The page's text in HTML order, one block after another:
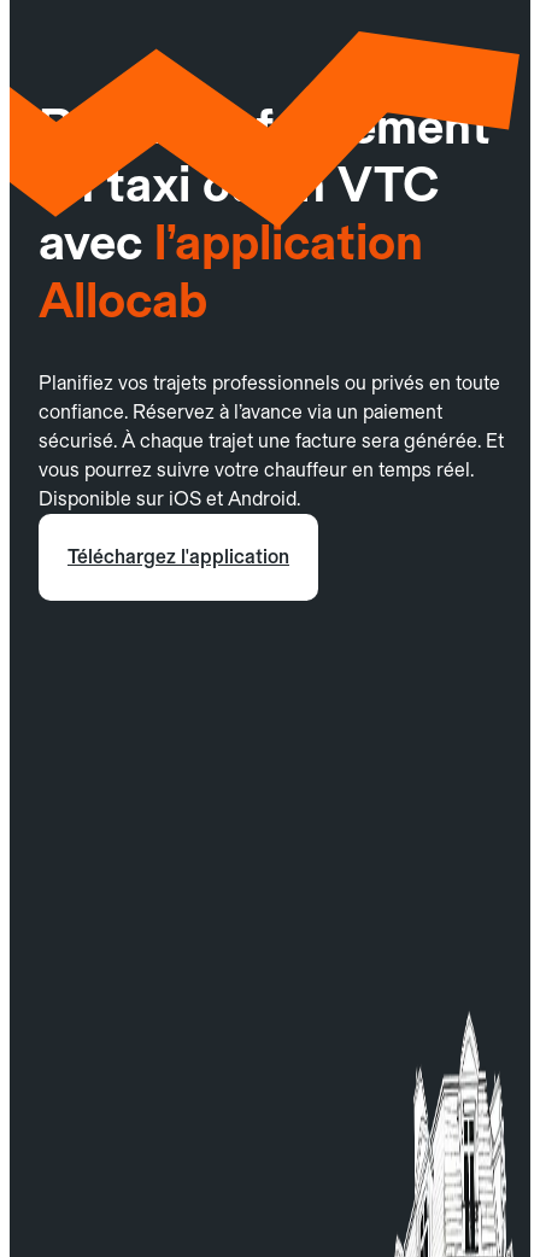
Réservez facilement
un taxi ou un VTC
avec l’application
Allocab
Planifiez vos trajets professionnels ou privés en toute
confiance. Réservez à l’avance via un paiement
sécurisé. À chaque trajet une facture sera générée. Et
vous pourrez suivre votre chauffeur en temps réel.
Disponible sur iOS et Android.
Téléchargez l'application